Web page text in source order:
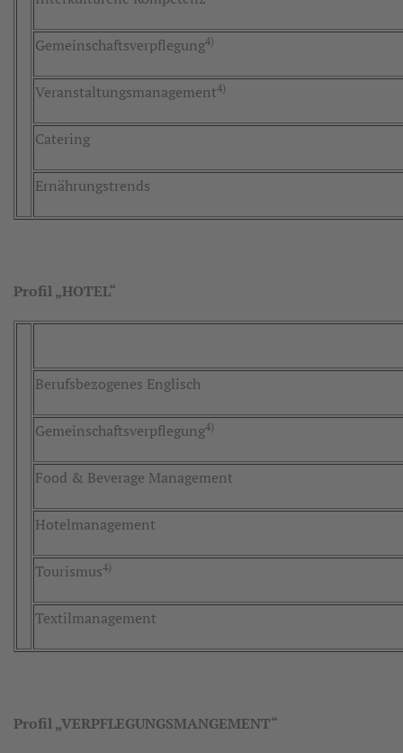
Gemeinschaftsverpflegung4)
Veranstaltungsmanagement4)
Catering
Ernährungstrends
Profil „HOTEL“
Berufsbezogenes Englisch
Gemeinschaftsverpflegung4)
Food & Beverage Management
Hotelmanagement
Tourismus4)
Textilmanagement
Profil „VERPFLEGUNGSMANGEMENT“